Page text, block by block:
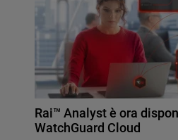
Rai™ Analyst è ora
WatchGuard Cloud